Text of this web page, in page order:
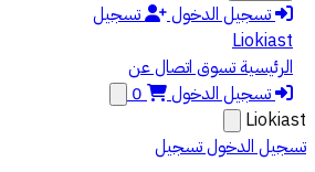
تسجيل الدخول
تسجيل
Liokiast
الرئيسيةتسوقاتصالعن
تسجيل الدخول
0
Liokiast
تسجيل الدخولتسجيل